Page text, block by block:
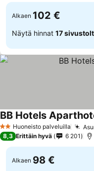
Alkaen 102 €
Näytä hinnat 17
2 Tähtiluokitus
Huoneisto palveluilla
BB Hotels
8,3 Erittäin hyvä 6 201
Alkaen 98 €